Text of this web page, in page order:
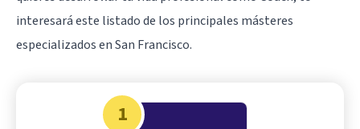
interesará este listado de los principales másteres
especializados en San Francisco.
1